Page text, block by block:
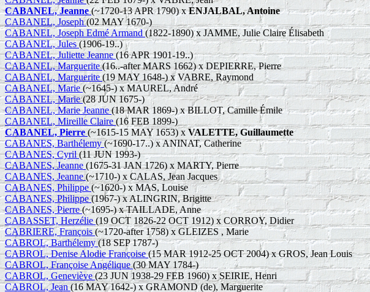
CABANEL, Jeanne(~1720-13 APR 1790) xENJALBAL, Antoine
CABANEL, Joseph(02 MAY 1670-)
CABANEL, Joseph Edmé Armand(1822-1890) x JAMME, Julie Claire Élisabeth
CABANEL, Jules(1906-19..)
CABANEL, Juliette Jeanne(16 APR 1901-19..)
CABANEL, Marguerite(16..-after MARS 1662) x DEPIERRE, Pierre
CABANEL, Marguerite(19 MAY 1648-) x VABRE, Raymond
CABANEL, Marie(~1645-) x MAUREL, André
CABANEL, Marie(28 JUN 1675-)
CABANEL, Marie Jeanne(18 MAR 1869-) x BILLOT, Camille Émile
CABANEL, Mireille Claire (16 FEB 1899-)
CABANEL, Pierre (~1615-15 MAY 1653) xVALETTE, Guillaumette
CABANES, Barthélemy(~1690-17..) x ANINAT, Catherine
CABANES, Cyril(11 JUN 1993-)
CABANES, Jeanne (1675-31 JAN 1726) x MARTY, Pierre
CABANES, Jeanne(~1710-) x CALAS, Jean Jacques
CABANES, Philippe(~1620-) x MAS, Louise
CABANES, Philippe(1967-) x ALINGRIN, Brigitte
CABANES, Pierre(~1695-) x TAILLADE, Anne
CABASSET, Herzélie (19 OCT 1826-22 OCT 1912) x CORROY, Didier
CABRIERE, François(~1720-after 1758) x GLEIZES , Marie
CABROL, Barthélemy(18 SEP 1787-)
CABROL, Denise Alodie Françoise(15 MAR 1912-25 OCT 2004) x GROS, Jean Louis
CABROL, Françoise Angélique(30 MAY 1784-)
CABROL, Geneviève(23 JUN 1938-29 FEB 1960) x SEIRIE, Henri
CABROL, Jean(16 MAY 1642-) x GRAMOND (de), Marguerite